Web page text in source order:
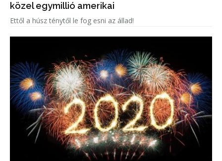
közel egymillió amerikai
Ettől a húsz ténytől le fog esni az állad!